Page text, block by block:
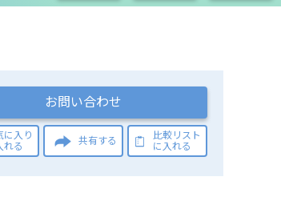
お問い合わせ
に入り
れる
共有する
比較リスト
に入れる